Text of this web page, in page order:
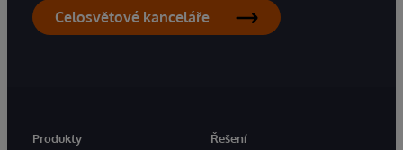
Celosvětové kanceláře
Produkty
Řešení